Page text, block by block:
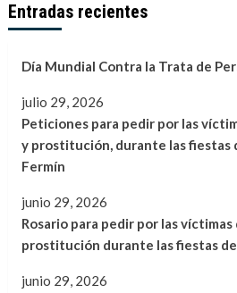
Entradas recientes
Día Mundial Contra la Trata de
julio 29, 2026
Peticiones para pedir por las
y prostitución, durante las fiestas
Fermín
junio 29, 2026
Rosario para pedir por las
prostitución durante las fiestas de
junio 29, 2026